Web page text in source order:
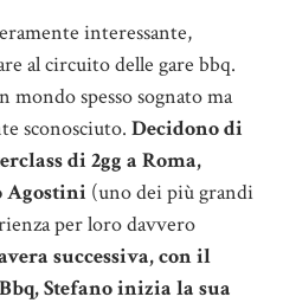
interessante,
al circuito delle gare bbq.
spesso sognato ma
sconosciuto. Decidono di
di 2gg a Roma,
Agostini (uno dei più grandi
per loro davvero
successiva, con il
Stefano inizia la sua